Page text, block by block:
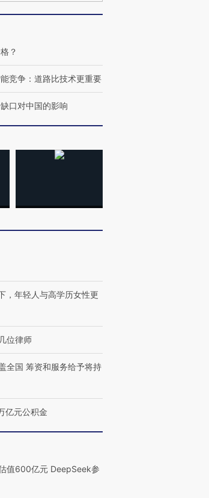
飞行员跨国走私7万
头丸 尿检体内含3种
度Z世代 用街头抗争将教
育部长拱下台
特别呈现】寻找100种
【商旅对话】华住集团
？
竞争：道路比技术更重要
口对中国的影响
，年轻人与高学历女性更
位律师
全国 筹资和服务给予将持
亿元公积金
值600亿元 DeepSeek参